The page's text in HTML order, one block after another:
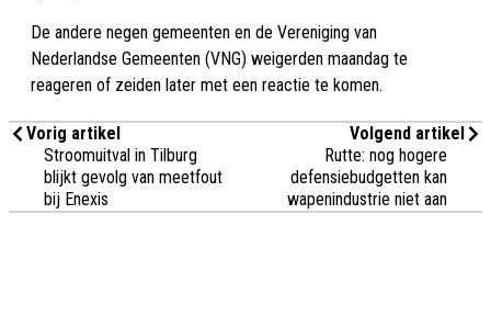
De andere negen gemeenten en de Vereniging van
Nederlandse Gemeenten (VNG) weigerden maandag te
reageren of zeiden later met een reactie te komen.
Vorig artikel
Stroomuitval in Tilburg
blijkt gevolg van meetfout
bij Enexis
Volgend artikel
Rutte: nog hogere
defensiebudgetten kan
wapenindustrie niet aan